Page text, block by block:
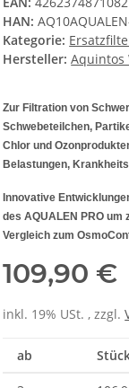
HAN:
Kategorie:
Hersteller: Aquintos
Zur Filtration von
Schwebeteilchen,
Chlor und
Belastungen,
Innovative
des AQUALEN PRO um
Vergleich zum
109,90 €
inkl. 19% USt. , zzgl.
ab